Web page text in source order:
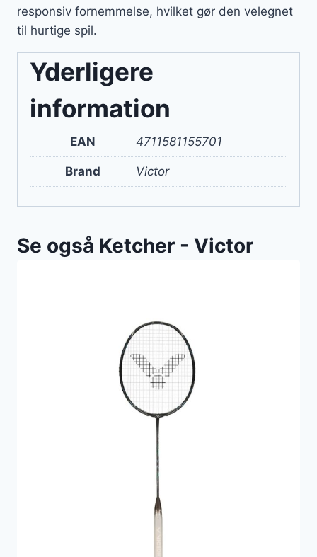
responsiv fornemmelse, hvilket gør den velegnet
til hurtige spil.
Yderligere
information
EAN 4711581155701
Brand Victor
Se også Ketcher - Victor